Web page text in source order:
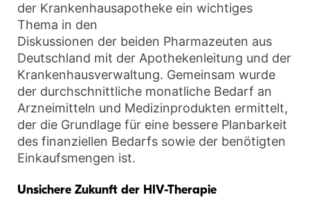
der Krankenhausapotheke ein wichtiges
Thema in den
Diskussionen der beiden Pharmazeuten aus
Deutschland mit der Apothekenleitung und der
Krankenhausverwaltung. Gemeinsam wurde
der durchschnittliche monatliche Bedarf an
Arzneimitteln und Medizinprodukten ermittelt,
der die Grundlage für eine bessere Planbarkeit
des finanziellen Bedarfs sowie der benötigten
Einkaufsmengen ist.
Unsichere Zukunft der HIV-Therapie